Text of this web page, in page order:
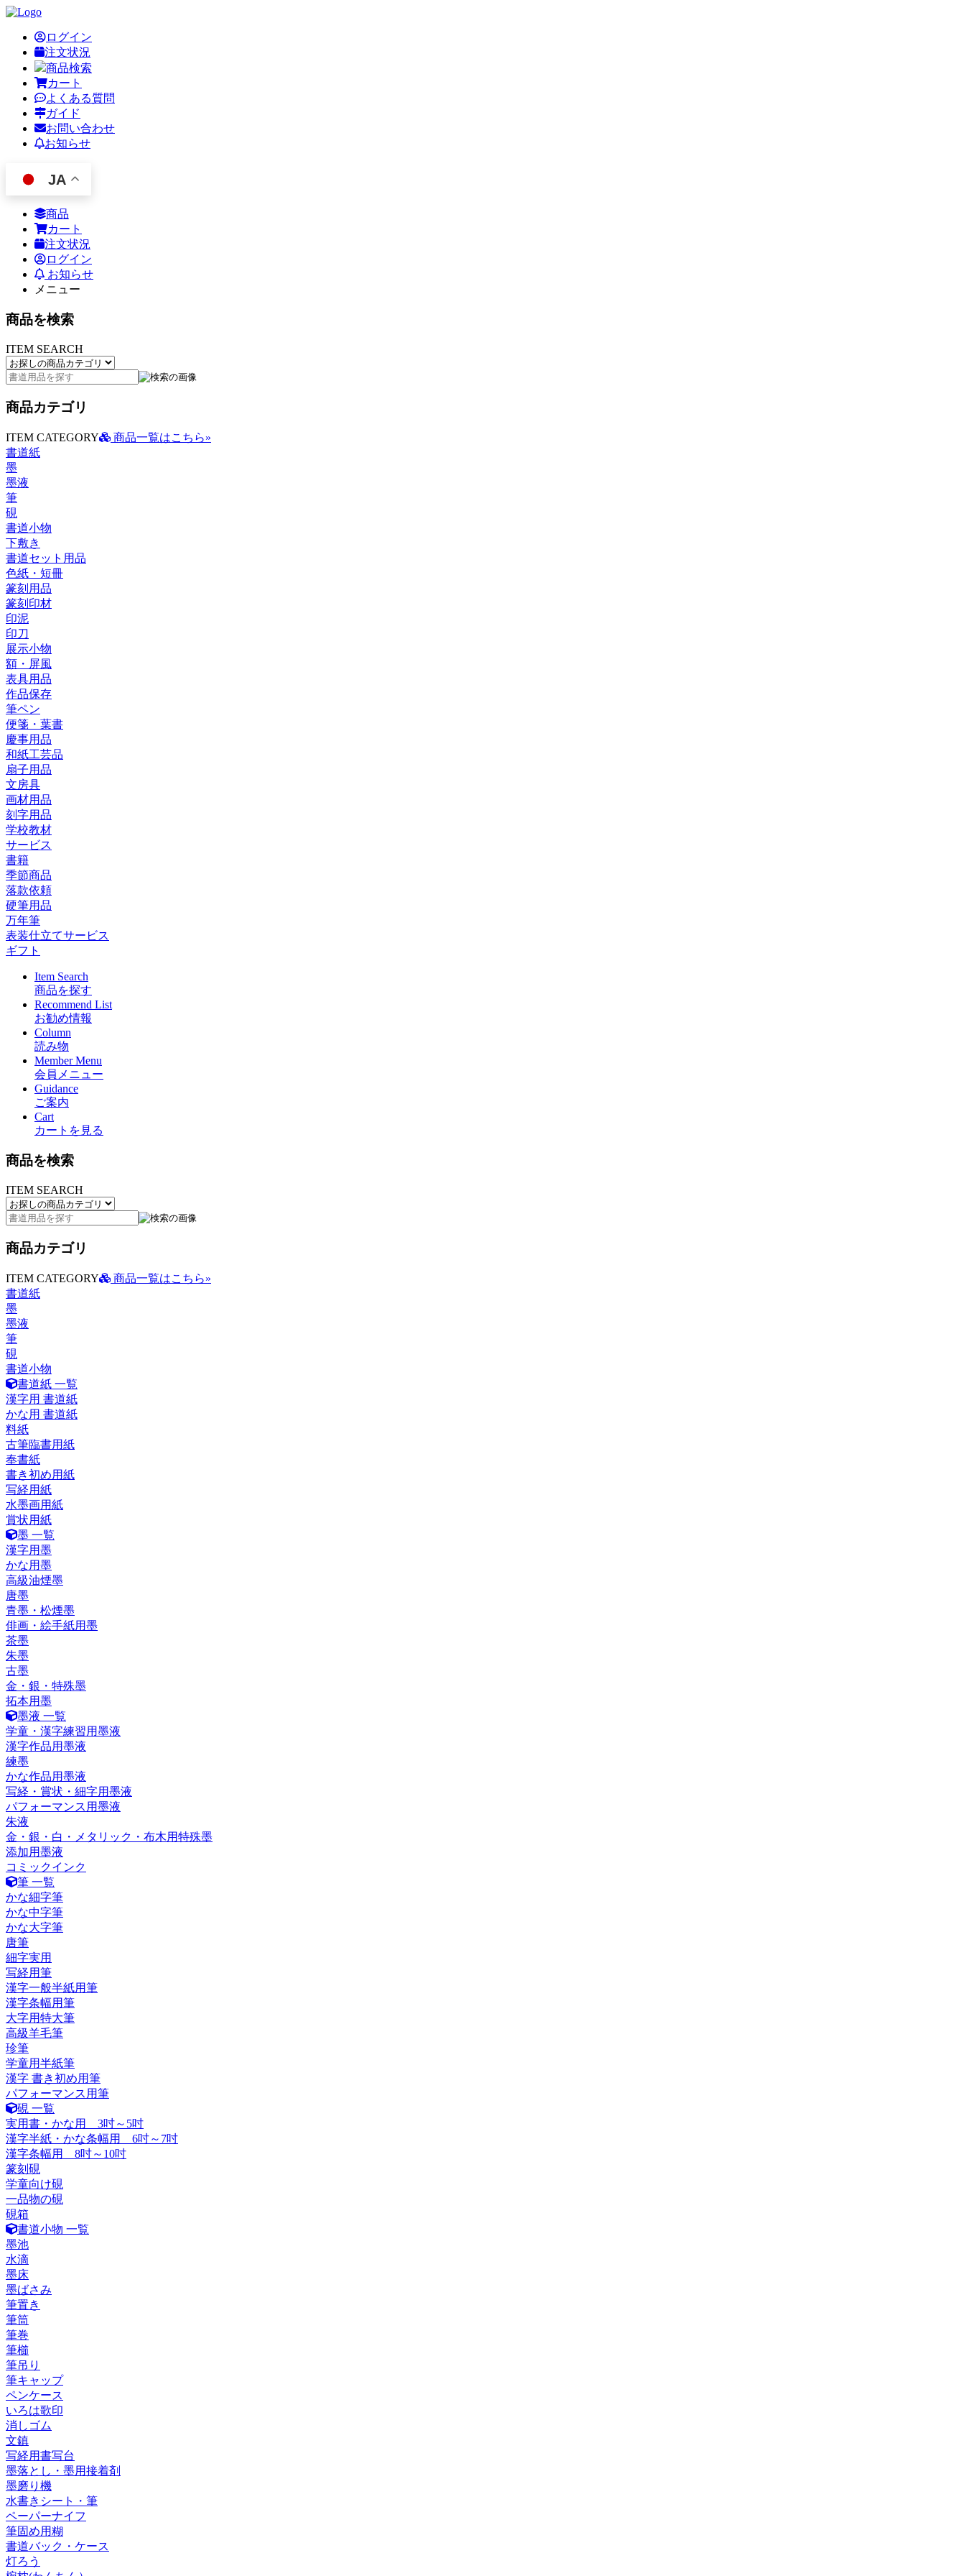
ログイン
注文状況
商品検索
カート
よくある質問
ガイド
お問い合わせ
お知らせ
JA
商品
カート
注文状況
ログイン
お知らせ
メニュー
商品を検索
ITEM SEARCH
商品カテゴリ
ITEM CATEGORY
商品一覧はこちら»
書道紙
墨
墨液
筆
硯
書道小物
下敷き
書道セット用品
色紙・短冊
篆刻用品
篆刻印材
印泥
印刀
展示小物
額・屏風
表具用品
作品保存
筆ペン
便箋・葉書
慶事用品
和紙工芸品
扇子用品
文房具
画材用品
刻字用品
学校教材
サービス
書籍
季節商品
落款依頼
硬筆用品
万年筆
表装仕立てサービス
ギフト
Item Search
商品を探す
Recommend List
お勧め情報
Column
読み物
Member Menu
会員メニュー
Guidance
ご案内
Cart
カートを見る
商品を検索
ITEM SEARCH
商品カテゴリ
ITEM CATEGORY
商品一覧はこちら»
書道紙
墨
墨液
筆
硯
書道小物
書道紙 一覧
漢字用 書道紙
かな用 書道紙
料紙
古筆臨書用紙
奉書紙
書き初め用紙
写経用紙
水墨画用紙
賞状用紙
墨 一覧
漢字用墨
かな用墨
高級油煙墨
唐墨
青墨・松煙墨
俳画・絵手紙用墨
茶墨
朱墨
古墨
金・銀・特殊墨
拓本用墨
墨液 一覧
学童・漢字練習用墨液
漢字作品用墨液
練墨
かな作品用墨液
写経・賞状・細字用墨液
パフォーマンス用墨液
朱液
金・銀・白・メタリック・布木用特殊墨
添加用墨液
コミックインク
筆 一覧
かな細字筆
かな中字筆
かな大字筆
唐筆
細字実用
写経用筆
漢字一般半紙用筆
漢字条幅用筆
大字用特大筆
高級羊毛筆
珍筆
学童用半紙筆
漢字 書き初め用筆
パフォーマンス用筆
硯 一覧
実用書・かな用 3吋～5吋
漢字半紙・かな条幅用 6吋～7吋
漢字条幅用 8吋～10吋
篆刻硯
学童向け硯
一品物の硯
硯箱
書道小物 一覧
墨池
水滴
墨床
墨ばさみ
筆置き
筆筒
筆巻
筆櫛
筆吊り
筆キャップ
ペンケース
いろは歌印
消しゴム
文鎮
写経用書写台
墨落とし・墨用接着剤
墨磨り機
水書きシート・筆
ペーパーナイフ
筆固め用糊
書道バック・ケース
灯ろう